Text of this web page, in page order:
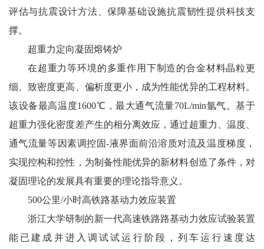
评估与抗震设计方法、保障基础设施抗震韧性提供科技支
撑。
超重力定向凝固熔铸炉
在超重力等环境的多重作用下制造的合金材料晶粒更
细、致密度更高、偏析度更小，成为性能优异的工程材料。
该设备最高温度1600℃，最大通气流量70L/min氩气。基于
超重力强化密度差产生的相分离效应，通过超重力、温度、
通气流量等因素调控固-液界面前沿溶质对流及温度梯度，
实现控构和控性，为制备性能优异的新材料创造了条件，对
凝固理论的发展具有重要的理论指导意义。
500公里/小时高铁路基动力效应装置
浙江大学研制的新一代高速铁路路基动力效应试验装置
能已建成并进入调试试运行阶段，列车运行速度达